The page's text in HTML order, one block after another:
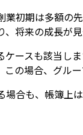
初期は多額の
将来の成長が
ースも該当し
の場合、グル
場合も、帳簿